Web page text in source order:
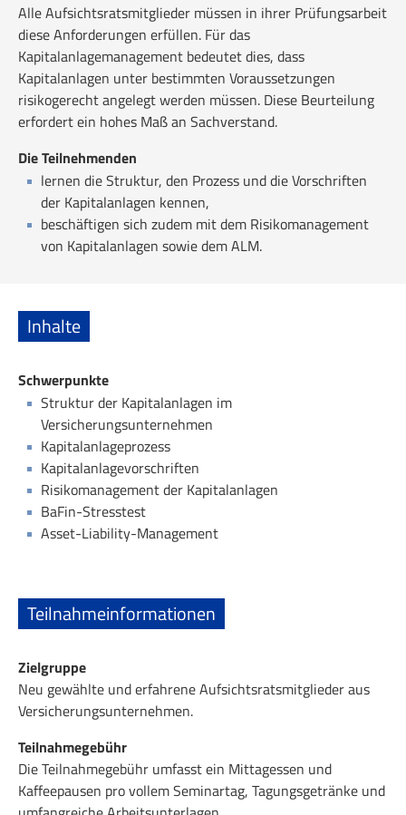
Alle Aufsichtsratsmitglieder müssen in ihrer Prüfungsarbeit
diese Anforderungen erfüllen. Für das
Kapitalanlagemanagement bedeutet dies, dass
Kapitalanlagen unter bestimmten Voraussetzungen
risikogerecht angelegt werden müssen. Diese Beurteilung
erfordert ein hohes Maß an Sachverstand.
Die Teilnehmenden
lernen die Struktur, den Prozess und die Vorschriften
der Kapitalanlagen kennen,
beschäftigen sich zudem mit dem Risikomanagement
von Kapitalanlagen sowie dem ALM.
Inhalte
Schwerpunkte
Struktur der Kapitalanlagen im
Versicherungsunternehmen
Kapitalanlageprozess
Kapitalanlagevorschriften
Risikomanagement der Kapitalanlagen
BaFin-Stresstest
Asset-Liability-Management
Teilnahmeinformationen
Zielgruppe
Neu gewählte und erfahrene Aufsichtsratsmitglieder aus
Versicherungsunternehmen.
Teilnahmegebühr
Die Teilnahmegebühr umfasst ein Mittagessen und
Kaffeepausen pro vollem Seminartag, Tagungsgetränke und